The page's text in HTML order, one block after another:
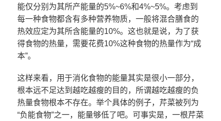
能仅分别为其所产能量的5%~6%和4%~5%。考虑到
每一种食物都含有多种营养物质，一般将混合膳食的
热效应定为其所含能量的10%。这也就是说，为了获
得食物的热量，需要花费10%这种食物的热量作为“成
本”。
这样来看，用于消化食物的能量其实是很小一部分，
根本远不足达到越吃越瘦的目的，所谓越吃越瘦的负
热量食物根本不存在。举个具体的例子，芹菜被列为
“负能食物”之一，能量够低了吧。可事实是，一根芹菜